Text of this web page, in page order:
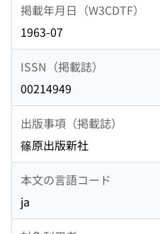
掲載年月日（W3CDTF）
1963-07
ISSN（掲載誌）
00214949
出版事項（掲載誌）
篠原出版新社
本文の言語コード
ja